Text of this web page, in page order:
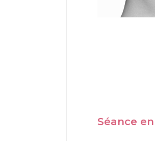
Séance